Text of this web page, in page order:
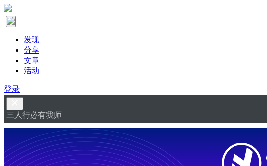
发现
分享
文章
活动
登录
三人行必有我师